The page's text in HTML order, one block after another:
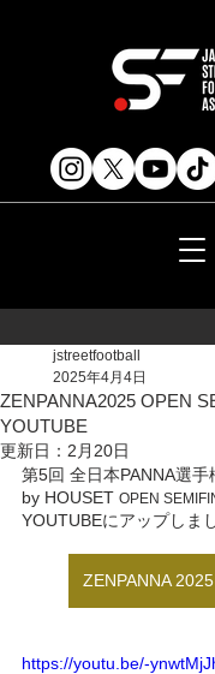
ZENPANNA2025 OPEN
YOUTUBE
jstreetfootball
2025年4月4日
更新日： 2月20日
第5回 全日本PANNA選
by HOUSET OPEN
YOUTUBEにアップしま
ZENPANNA
https://youtu.be/-